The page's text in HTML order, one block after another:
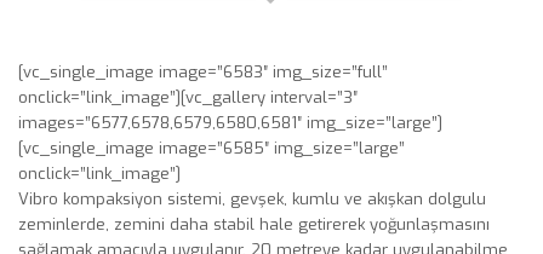
[vc_single_image image=”6583″ img_size=”full”
onclick=”link_image”][vc_gallery interval=”3″
images=”6577,6578,6579,6580,6581″ img_size=”large”]
[vc_single_image image=”6585″ img_size=”large”
onclick=”link_image”]
Vibro kompaksiyon sistemi, gevşek, kumlu ve akışkan dolgulu
zeminlerde, zemini daha stabil hale getirerek yoğunlaşmasını
sağlamak amacıyla uygulanır. 20 metreye kadar uygulanabilme